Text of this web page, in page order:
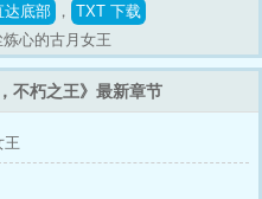
觉长脑子了。
是这个安澜！既如此，怎可堕安澜
半步搬血境的蝼蚁罢了，竟敢染指
罗大陆！
！傲世间！有我安澜便有天！
！不朽盾！斩尽仙王灭九天！
达底部 ， TXT 下载
心的古月女王
不朽之王》最新章节
王